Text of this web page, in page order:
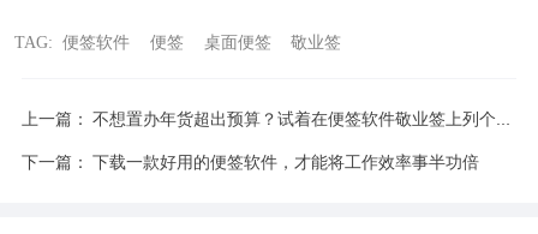
TAG: 便签软件 便签 桌面便签 敬业签
上一篇： 不想置办年货超出预算？试着在便签软件敬业签上列个采购清单吧
下一篇： 下载一款好用的便签软件，才能将工作效率事半功倍